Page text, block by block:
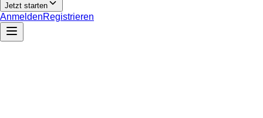
Jetzt starten
AnmeldenRegistrieren